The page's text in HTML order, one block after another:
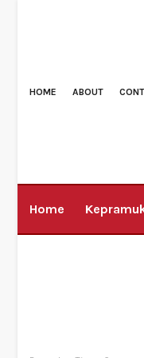
HOME ABOUT
Home